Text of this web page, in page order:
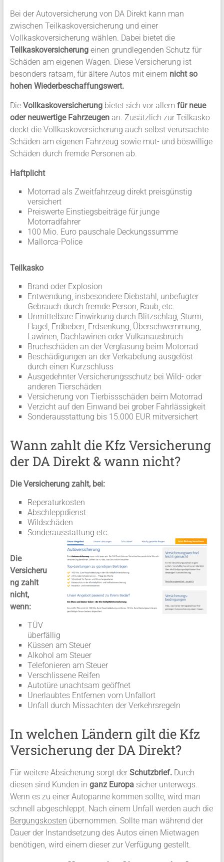
Bei der Autoversicherung von DA Direkt kann man
zwischen Teilkaskoversicherung und einer
Vollkaskoversicherung wählen. Dabei bietet die
Teilkaskoversicherungeinen grundlegenden Schutz für
Schäden am eigenen Wagen. Diese Versicherung ist
besonders ratsam, für ältere Autos mit einem nicht so
hohen Wiederbeschaffungswert.
Die Vollkaskoversicherungbietet sich vor allem für neue
oder neuwertige Fahrzeugenan. Zusätzlich zur Teilkasko
deckt die Vollkaskoversicherung auch selbst verursachte
Schäden am eigenen Fahrzeug sowie mut- und böswillige
Schäden durch fremde Personen ab.
Haftplicht
Motorrad als Zweitfahrzeug direkt preisgünstig
versichert
Preiswerte Einstiegsbeiträge für junge
Motorradfahrer
100 Mio. Euro pauschale Deckungssumme
Mallorca-Police
Teilkasko
Brand oder Explosion
Entwendung, insbesondere Diebstahl, unbefugter
Gebrauch durch fremde Person, Raub, etc.
Unmittelbare Einwirkung durch Blitzschlag, Sturm,
Hagel, Erdbeben, Erdsenkung, Überschwemmung,
Lawinen, Dachlawinen oder Vulkanausbruch
Bruchschäden an der Verglasung beim Motorrad
Beschädigungen an der Verkabelung ausgelöst
durch einen Kurzschluss
Ausgedehnter Versicherungsschutz bei Wild- oder
anderen Tierschäden
Versicherung von Tierbissschäden beim Motorrad
Verzicht auf den Einwand bei grober Fahrlässigkeit
Sonderausstattung bis 15.000 EUR mitversichert
Wann zahlt die Kfz Versicherung
der DA Direkt & wann nicht?
Die Versicherung zahlt, bei:
Reperaturkosten
Abschleppdienst
Wildschäden
Sonderausstattung etc.
Die
Versicheru
ng zahlt
nicht,
wenn:
TÜV
überfällig
Küssen am Steuer
Alkohol am Steuer
Telefonieren am Steuer
Verschlissene Reifen
Autotüre unachtsam geöffnet
Unerlaubtes Entfernen vom Unfallort
Unfall durch Missachten der Verkehrsregeln
In welchen Ländern gilt die Kfz
Versicherung der DA Direkt?
Für weitere Absicherung sorgt der Schutzbrief.Durch
diesen sind Kunden in ganz Europasicher unterwegs.
Wenn es zu einer Autopanne kommen sollte, wird man
schnell abgeschleppt. Nach einem Unfall werden auch die
Bergungskosten übernommen. Sollte man während der
Dauer der Instandsetzung des Autos einen Mietwagen
benötigen, wird einem dieser zur Verfügung gestellt.